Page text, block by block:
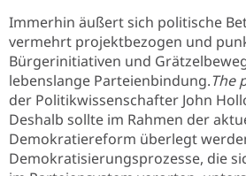
Immerhin äußert sich politische
vermehrt projektbezogen und
Bürgerinitiativen und
lebenslange Parteienbindung.The
der Politikwissenschafter John
Deshalb sollte im Rahmen der
Demokratiereform überlegt
Demokratisierungsprozesse, die